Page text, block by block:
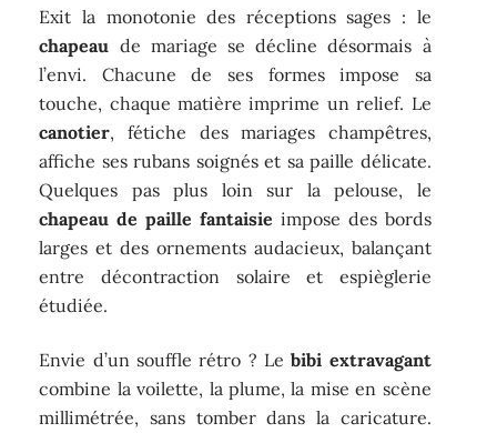
Exit la monotonie des réceptions sages : le
chapeau de mariage se décline désormais à
l’envi. Chacune de ses formes impose sa
touche, chaque matière imprime un relief. Le
canotier, fétiche des mariages champêtres,
affiche ses rubans soignés et sa paille délicate.
Quelques pas plus loin sur la pelouse, le
chapeau de paille fantaisie impose des bords
larges et des ornements audacieux, balançant
entre décontraction solaire et espièglerie
étudiée.
Envie d’un souffle rétro ? Lebibi extravagant
combine la voilette, la plume, la mise en scène
millimétrée, sans tomber dans la caricature.